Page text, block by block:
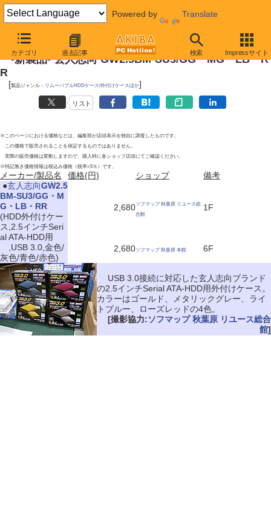
Powered by Translate
カテゴリ 過去記事 検索 Impressサイト
2011年4月2日号
-新製品- 玄人志向 GW2.5BM-SU3/GG・MG・LB・R
R
[製品ジャンル： リムーバブルHDDケース/外付けケースほか]
リスト
※このページにおける価格などは、編集部が店頭表示を独自に調査したものです。
この価格で販売されることを保証するものではありません。
実際の販売価格は変動しますので、購入時に各ショップ店頭にてご確認ください。
※特記無き価格情報は税込み価格（税率=5％）です。
メーカー/製品名 価格(円) ショップ
備考
●玄人志向GW2.5
BM-SU3/GG・M
G・LB・RR
(HDD外付けケー
ス,2.5インチSeri
al ATA-HDD用
,USB 3.0,金色/
灰色/青色/赤色)
2,680ソフマップ 秋葉原 リユース総
合館
1F
2,680ソフマップ 秋葉原 本館 6F
USB 3.0接続に対応した玄人志向ブランド
の2.5インチSerial ATA-HDD用外付けケース。
カラーはゴールド、メタリックグレー、ライ
トブルー、ローズレッドの4色。
[撮影協力:ソフマップ 秋葉原 リユース総合
館]